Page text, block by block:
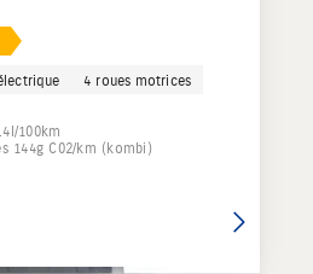
4 roues motrices
100km
144g C02/km (kombi)